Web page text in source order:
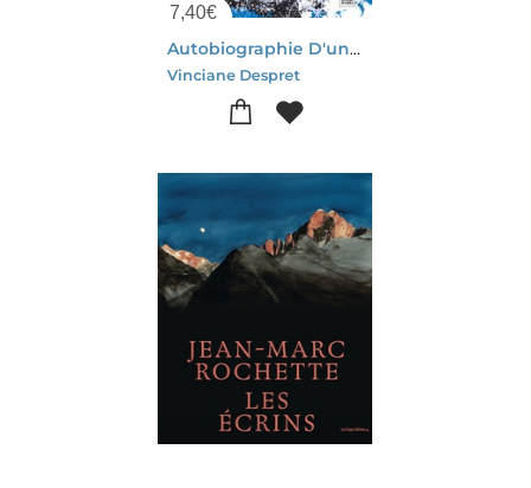
7,40€
Autobiographie D'un Poulpe : Et Autres Recits D'anticipation
Vinciane Despret